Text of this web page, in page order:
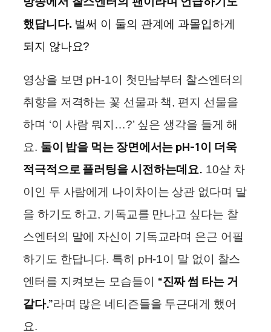
했답니다. 벌써 이 둘의 관계에 과몰입하게
되지 않나요?
영상을 보면 pH-1이 첫만남부터 찰스엔터의
취향을 저격하는 꽃 선물과 책, 편지 선물을
하며 ‘이 사람 뭐지…?’ 싶은 생각을 들게 해
요. 둘이 밥을 먹는 장면에서는 pH-1이 더욱
적극적으로 플러팅을 시전하는데요. 10살 차
이인 두 사람에게 나이차이는 상관 없다며 말
을 하기도 하고, 기독교를 만나고 싶다는 찰
스엔터의 말에 자신이 기독교라며 은근 어필
하기도 한답니다. 특히 pH-1이 말 없이 찰스
엔터를 지켜보는 모습들이 “진짜 썸 타는 거
같다.”라며 많은 네티즌들을 두근대게 했어
요.